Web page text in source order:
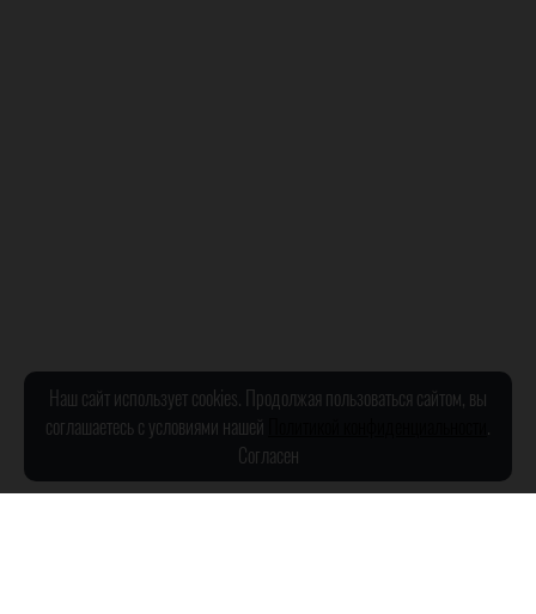
Наш сайт использует cookies. Продолжая пользоваться сайтом, вы
соглашаетесь с условиями нашей
.
Согласен